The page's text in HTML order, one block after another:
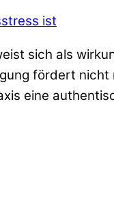
ist
sich als
fördert
eine